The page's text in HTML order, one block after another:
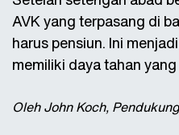
AVK yang terpasang di
harus pensiun. Ini
memiliki daya tahan
Oleh John Koch,